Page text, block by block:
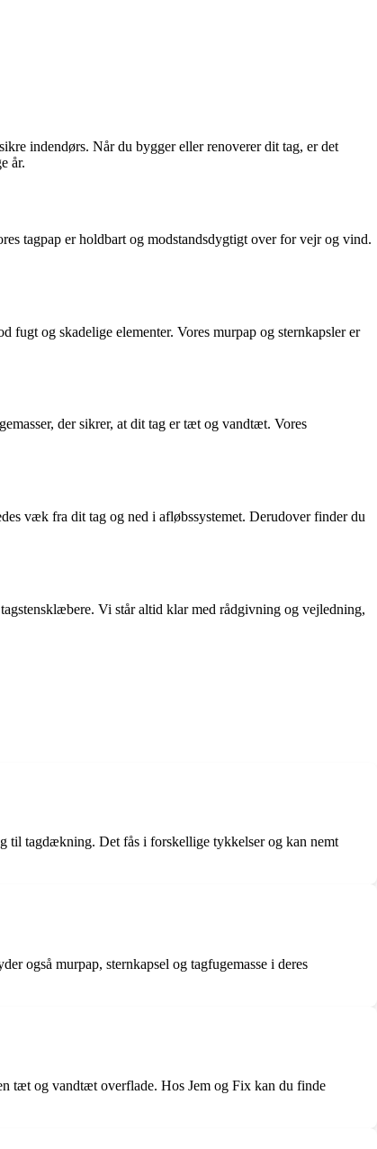
indendørs. Når du bygger eller renoverer dit tag, er det
år.
tagpap er holdbart og modstandsdygtigt over for vejr og vind.
fugt og skadelige elementer. Vores murpap og sternkapsler er
der sikrer, at dit tag er tæt og vandtæt. Vores
væk fra dit tag og ned i afløbssystemet. Derudover finder du
Vi står altid klar med rådgivning og vejledning,
til tagdækning. Det fås i forskellige tykkelser og kan nemt
også murpap, sternkapsel og tagfugemasse i deres
tæt og vandtæt overflade. Hos Jem og Fix kan du finde